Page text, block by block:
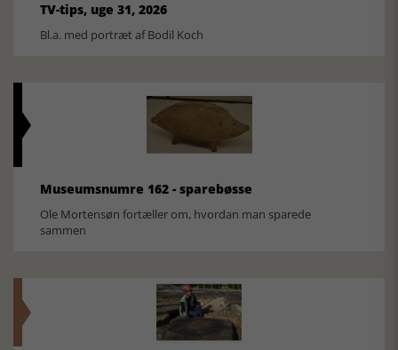
TV-tips, uge 31, 2026
Bl.a. med portræt af Bodil Koch
Museumsnumre 162 - sparebøsse
Ole Mortensøn fortæller om, hvordan man sparede
sammen